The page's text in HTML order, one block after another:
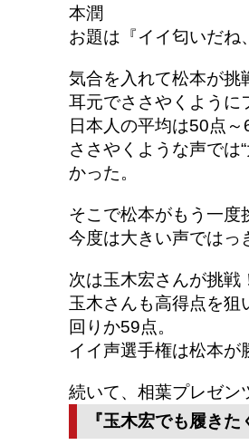
本潤
お題は『イイ匂いだね
気合を入れて松本が挑
耳元でささやくように
日本人の平均は50点～
ささやくような声では
かった。
そこで松本がもう一度
今度は大きい声ではっ
次は玉木宏さんが挑戦
玉木さんも高得点を狙
回りか59点。
イイ声選手権は松本が
続いて、相葉プレゼン
『玉木宏でも履きた